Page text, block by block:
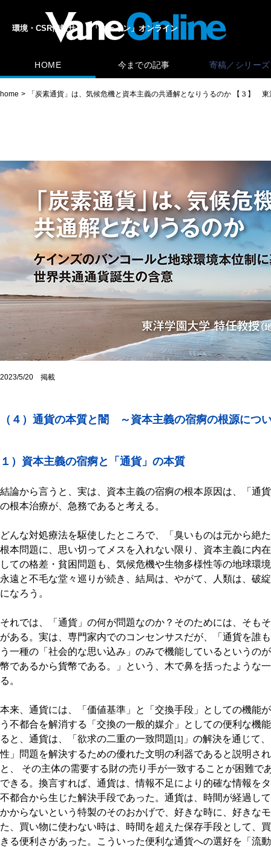
環境・CSR情報サイト「ヴェイン」オンライン
HOME 今までの記事 寄稿／シリーズ
home 「炭素通貨」は、気候危機と資本主義の共通解となりうるのか 【３】
2023/5/20 掲載
（４）通貨の本質と闇 ～資本主義の宿痾の根源につ
１）資本主義の宿痾と「通貨」の本質
結論から言うと、実は、資本主義の宿痾の根本原因は、「通
の根本治療が、急務であると考える。
どんな対処療法を駆使したところで、「臭いものは元から絶
根本問題に、思い切ってメスを入れない限り、資本主義に内
しての格差・貧困問題も、気候危機や生物多様性等の地球環
永遠と不毛な堂々巡りが続き、結局は、やがて、人類は、破
になろう。
それでは、「通貨」の何が問題なのか？そのためには、そも
がある。実は、専門家内でのコンセンサスだが、「通貨を誰
う一種の「社会的な思い込み」のみで機能しているというの
幣であるから貨幣である。」という、木で鼻を括ったような
る。
本来、通貨には、「価値基準」と「交換手段」としての機能
う不都合を解消する「交換の一般的媒介」としての便利な機
ると、通貨は、「欲求の二重の一致問題 [1] 」の解決を通じて
性」問題を解決するための優れた文明の利器であると説明さ
と、 その主体の需要する財の売り手が一致することが困難で
できる。換言すれば、通貨は、情報不足により的確な情報を
不都合から生じた解決手段であった。通貨は、時間が経過し
かからないという特製のそのおかげで、好きな時に、好きな
た、買い物に使わない時は、時間を超えた保存手段として、
きる便利さがあった。こういった便利な通貨への選好を「流